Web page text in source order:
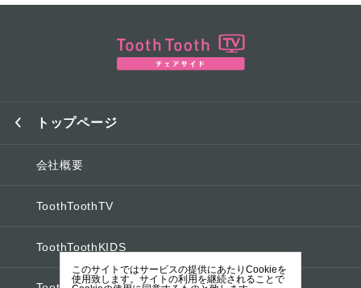
トップページ
会社概要
ToothToothTV
ToothToothKIDS
このサイトではサービスの提供にあたりCookieを
使用致します。サイトの利用を継続されることで